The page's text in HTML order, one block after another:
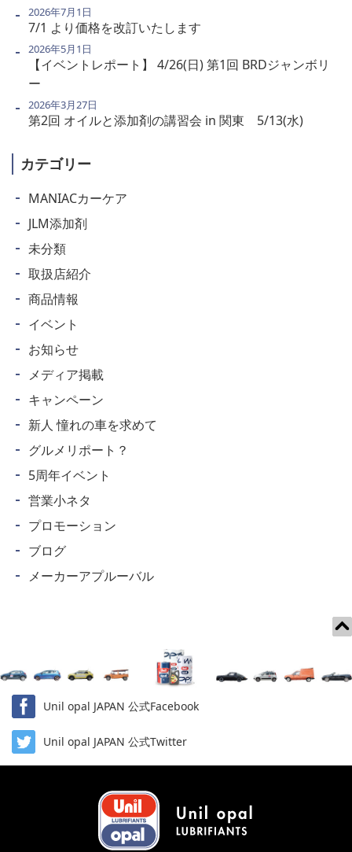
7/1 より価格を改訂いたします
2026年7月1日
【イベントレポート】 4/26(日) 第1回 BRDジャンボリ
ー
2026年5月1日
第2回 オイルと添加剤の講習会 in 関東 5/13(水)
2026年3月27日
カテゴリー
MANIACカーケア
JLM添加剤
未分類
取扱店紹介
商品情報
イベント
お知らせ
メディア掲載
キャンペーン
新人 憧れの車を求めて
グルメリポート？
5周年イベント
営業小ネタ
プロモーション
ブログ
メーカーアプルーバル
Unil opal JAPAN 公式Facebook
Unil opal JAPAN 公式Twitter